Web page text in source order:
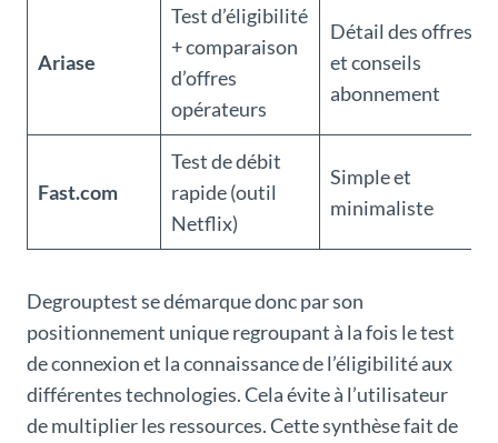
Ariase
Test d’éligibilité
+ comparaison
d’offres
opérateurs
Détail des offres
et conseils
abonnement
Fast.com
Test de débit
rapide (outil
Netflix)
Simple et
minimaliste
Degrouptest se démarque donc par son
positionnement unique regroupant à la fois le test
de connexion et la connaissance de l’éligibilité aux
différentes technologies. Cela évite à l’utilisateur
de multiplier les ressources. Cette synthèse fait de